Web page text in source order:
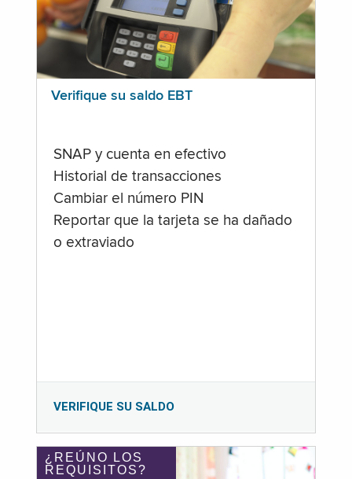
Verifique su saldo EBT
SNAP y cuenta en efectivo
Historial de transacciones
Cambiar el número PIN
Reportar que la tarjeta se ha dañado
o extraviado
VERIFIQUE SU SALDO
¿REÚNO LOS
REQUISITOS?